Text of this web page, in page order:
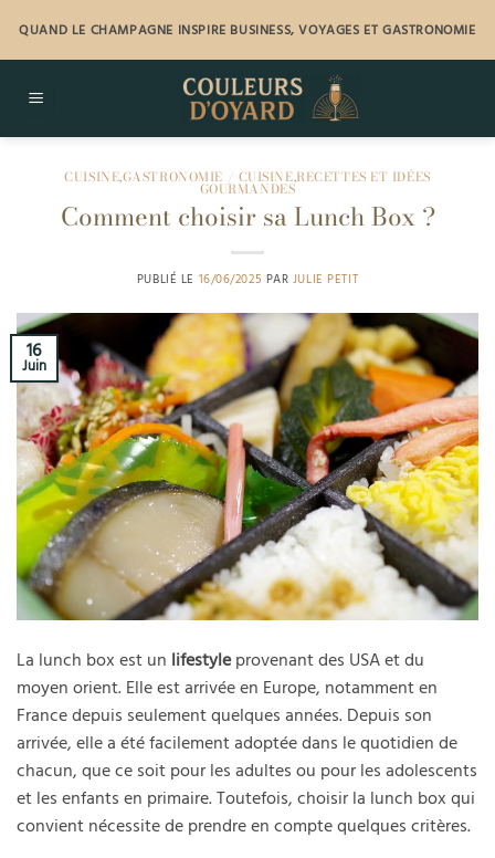
contenu
QUAND LE CHAMPAGNE INSPIRE BUSINESS, VOYAGES ET GASTRONOMIE
CUISINE,GASTRONOMIE / CUISINE,RECETTES ET IDÉES
GOURMANDES
Comment choisir sa Lunch Box ?
PUBLIÉ LE 16/06/2025 PAR JULIE PETIT
16
Juin
La lunch box est un lifestyleprovenant des USA et du
moyen orient. Elle est arrivée en Europe, notamment en
France depuis seulement quelques années. Depuis son
arrivée, elle a été facilement adoptée dans le quotidien de
chacun, que ce soit pour les adultes ou pour les adolescents
et les enfants en primaire. Toutefois, choisir la lunch box qui
convient nécessite de prendre en compte quelques critères.